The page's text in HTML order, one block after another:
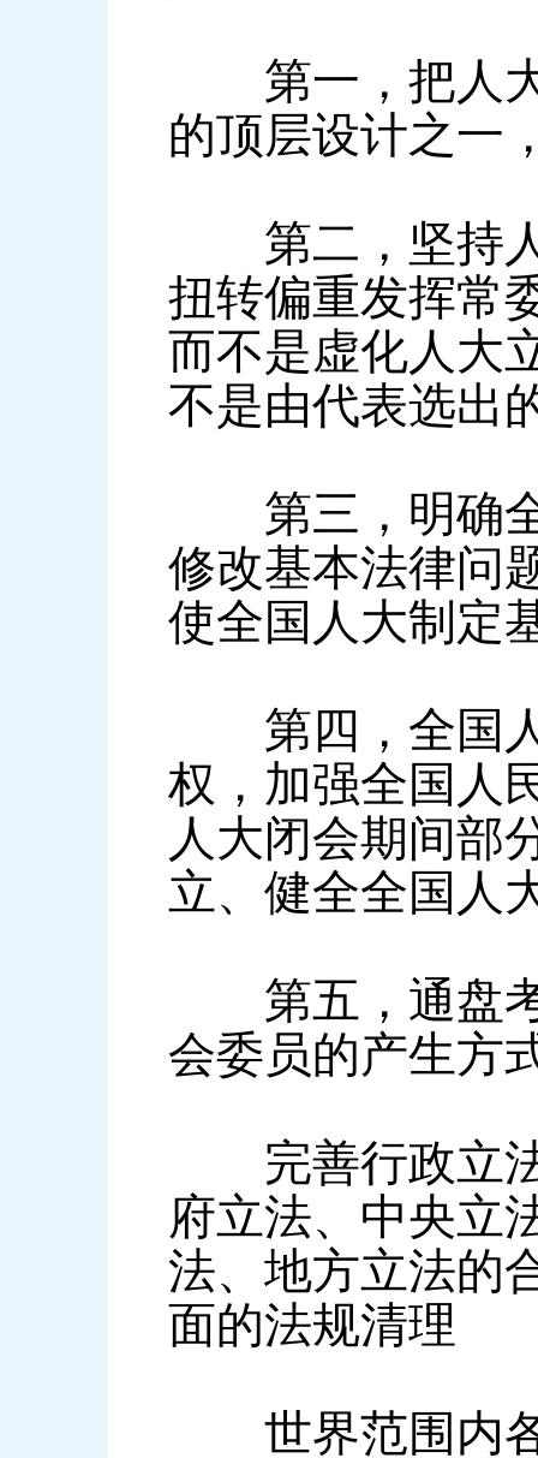
第一，把人大
的顶层设计之一
第二，坚持人
扭转偏重发挥常
而不是虚化人大
不是由代表选出
第三，明确全
修改基本法律问
使全国人大制定
第四，全国人
权，加强全国人
人大闭会期间部
立、健全全国人
第五，通盘考
会委员的产生方
完善行政立法
府立法、中央立
法、地方立法的
面的法规清理
世界范围内各